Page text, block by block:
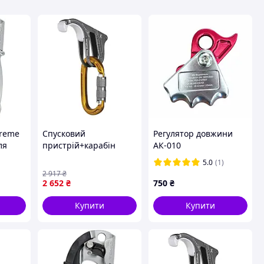
Спусковий
пристрій+карабін
[n-8595]
2 652 ₴
2 917₴
Купити
Регулятор довжини
АК-010
5.0 (1)
750 ₴
Купити